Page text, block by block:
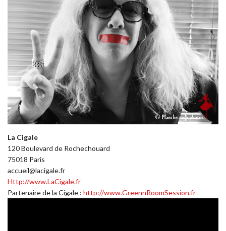
La Cigale
120 Boulevard de Rochechouard
75018 Paris
accueil@lacigale.fr
Http://www.LaCigale.fr
Partenaire de la Cigale : http://www.GreennRoomSession.fr